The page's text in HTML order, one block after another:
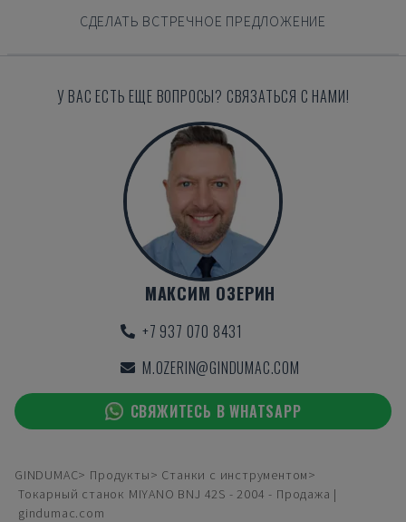
СДЕЛАТЬ ВСТРЕЧНОЕ ПРЕДЛОЖЕНИЕ
У ВАС ЕСТЬ ЕЩЕ ВОПРОСЫ? СВЯЗАТЬСЯ С НАМИ!
МАКСИМ ОЗЕРИН
+7 937 070 8431
M.OZERIN@GINDUMAC.COM
СВЯЖИТЕСЬ В WHATSAPP
GINDUMAC Продукты
Станки с инструментом
Токарный станок MIYANO BNJ 42S - 2004 - Продажа |
gindumac.com